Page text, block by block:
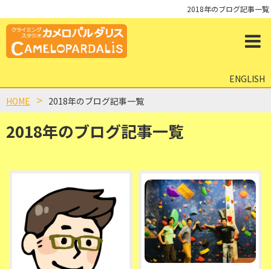
2018年のブログ記事一覧
ENGLISH
2018年のブログ記事一覧
HOME 2018年のブログ記事一覧